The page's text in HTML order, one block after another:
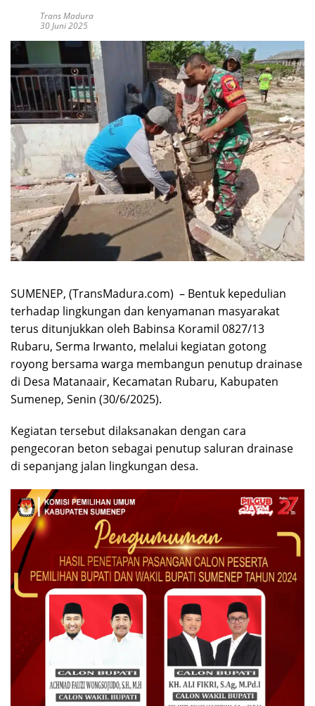
Trans Madura
30 Juni 2025
SUMENEP, (TransMadura.com) – Bentuk kepedulian
terhadap lingkungan dan kenyamanan masyarakat
terus ditunjukkan oleh Babinsa Koramil 0827/13
Rubaru, Serma Irwanto, melalui kegiatan gotong
royong bersama warga membangun penutup drainase
di Desa Matanaair, Kecamatan Rubaru, Kabupaten
Sumenep, Senin (30/6/2025).
Kegiatan tersebut dilaksanakan dengan cara
pengecoran beton sebagai penutup saluran drainase
di sepanjang jalan lingkungan desa.